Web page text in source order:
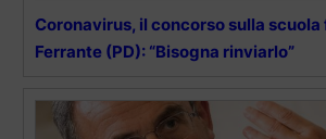
Coronavirus, il concorso sulla
Ferrante (PD): “Bisogna rinviarlo”